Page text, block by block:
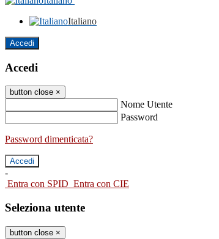
Italiano
Accedi
Accedi
button close ×
Nome Utente
Password
Password dimenticata?
-
Entra con SPID Entra con CIE
Seleziona utente
button close ×